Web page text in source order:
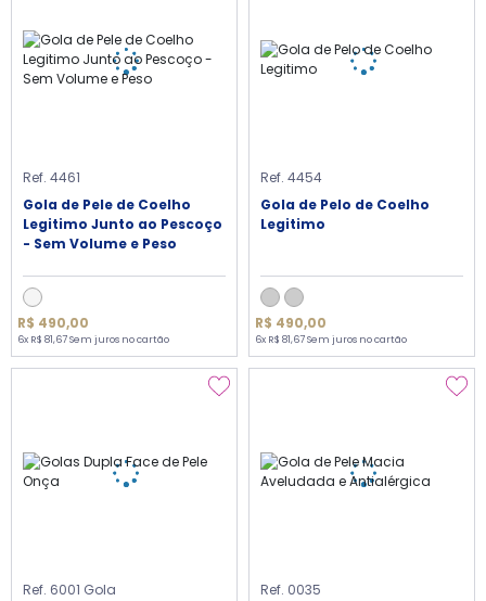
Ref. 4461
Gola de Pele de Coelho
Legitimo Junto ao Pescoço
- Sem Volume e Peso
R$ 490,00
6x R$ 81,67 Sem juros no cartão
Ref. 4454
Gola de Pelo de Coelho
Legitimo
R$ 490,00
6x R$ 81,67 Sem juros no cartão
Ref. 6001 Gola Ref. 0035